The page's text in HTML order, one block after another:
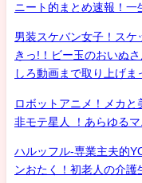
ニート的まとめ速報！一
男装スケバン女子！スケ
きっ!！ビー玉のおいぬ
しろ動画まで取り上げま
ロボットアニメ！メカと
非モテ星人 ！あらゆる
ハルッフル-専業主夫的
ンおたく！初老人の介護